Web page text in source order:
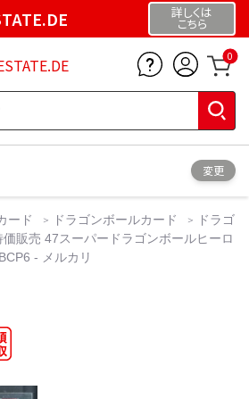
詳しくは
こちら
0
変更
ード ドラゴンボールカード
ドラゴ
販売 47スーパードラゴンボールヒーロ
- メルカリ